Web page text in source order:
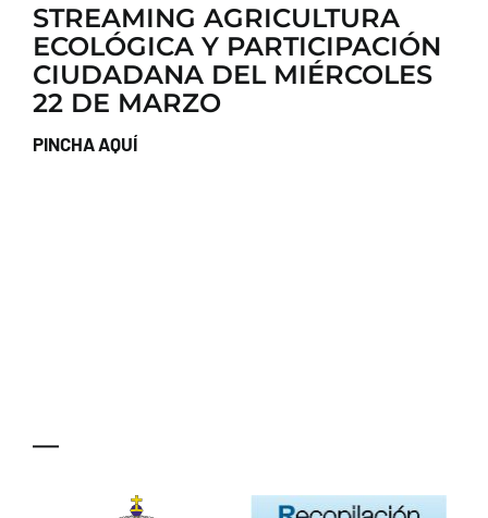
CONTACTO
STREAMING AGRICULTURA
ECOLÓGICA Y PARTICIPACIÓN
CIUDADANA DEL MIÉRCOLES
22 DE MARZO
PINCHA AQUÍ
—